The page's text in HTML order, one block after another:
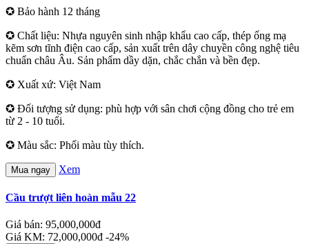
✪ Bảo hành 12 tháng
✪ Chất liệu: Nhựa nguyên sinh nhập khẩu cao cấp, thép ống mạ
kẽm sơn tĩnh điện cao cấp, sản xuất trên dây chuyền công nghệ tiêu
chuẩn châu Âu. Sản phẩm dầy dặn, chắc chắn và bền đẹp.
✪ Xuất xứ: Việt Nam
✪ Đối tượng sử dụng: phù hợp với sân chơi cộng đồng cho trẻ em
từ 2 - 10 tuổi.
✪ Màu sắc: Phối màu tùy thích.
Mua ngay Xem
Cầu trượt liên hoàn mẫu 22
Giá bán: 95,000,000đ
Giá KM: 72,000,000đ -24%